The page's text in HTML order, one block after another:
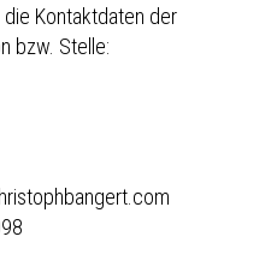
Kontaktdaten der
bzw. Stelle: